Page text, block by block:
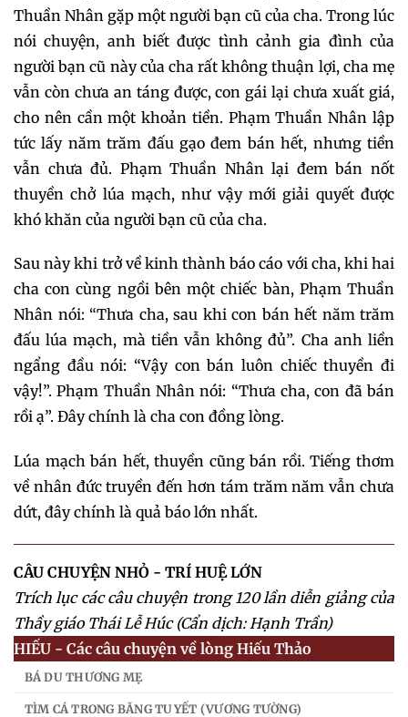
Thuần Nhân gặp một người bạn cũ của cha. Trong lúc
nói chuyện, anh biết được tình cảnh gia đình của
người bạn cũ này của cha rất không thuận lợi, cha mẹ
vẫn còn chưa an táng được, con gái lại chưa xuất giá,
cho nên cần một khoản tiền. Phạm Thuần Nhân lập
tức lấy năm trăm đấu gạo đem bán hết, nhưng tiền
vẫn chưa đủ. Phạm Thuần Nhân lại đem bán nốt
thuyền chở lúa mạch, như vậy mới giải quyết được
khó khăn của người bạn cũ của cha.
Sau này khi trở về kinh thành báo cáo với cha, khi hai
cha con cùng ngồi bên một chiếc bàn, Phạm Thuần
Nhân nói: “Thưa cha, sau khi con bán hết năm trăm
đấu lúa mạch, mà tiền vẫn không đủ”. Cha anh liền
ngẩng đầu nói: “Vậy con bán luôn chiếc thuyền đi
vậy!”. Phạm Thuần Nhân nói: “Thưa cha, con đã bán
rồi ạ”. Đây chính là cha con đồng lòng.
Lúa mạch bán hết, thuyền cũng bán rồi. Tiếng thơm
về nhân đức truyền đến hơn tám trăm năm vẫn chưa
dứt, đây chính là quả báo lớn nhất.
CÂU CHUYỆN NHỎ - TRÍ HUỆ LỚN
Trích lục các câu chuyện trong 120 lần diễn giảng của
Thầy giáo Thái Lễ Húc (Cẩn dịch: Hạnh Trần)
HIẾU - Các câu chuyện về lòng Hiếu Thảo
BÁ DU THƯƠNG MẸ
TÌM CÁ TRONG BĂNG TUYẾT (VƯƠNG TƯỜNG)